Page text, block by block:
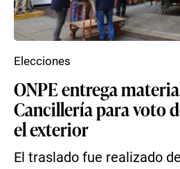
ONPE entrega
Cancillería para voto
el exterior
El traslado fue realizado
Elecciones